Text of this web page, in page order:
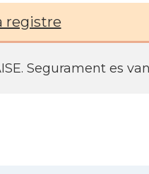
registre
Segurament es